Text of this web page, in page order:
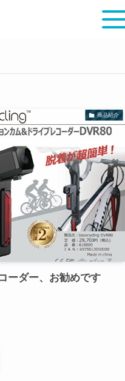
商品紹介
ーダー、お勧めです